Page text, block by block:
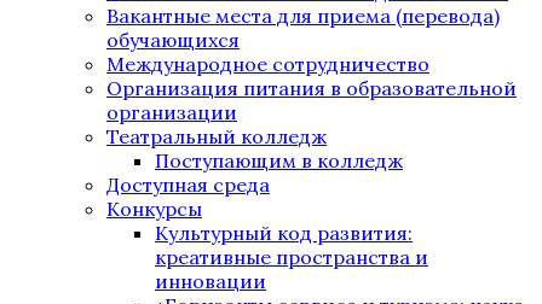
Вакантные места для приема (перевода)
обучающихся
Международное сотрудничество
Организация питания в образовательной
организации
Театральный колледж
Поступающим в колледж
Доступная среда
Конкурсы
Культурный код развития:
креативные пространства и
инновации